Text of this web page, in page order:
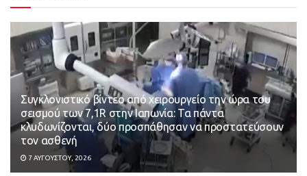
Συγκλονιστικό βίντεο από χειρουργείο την ώρα του
σεισμού των 7,1R στην Ιαπωνία: Τα πάντα
κλυδωνίζονται, δύο προσπάθησαν να προστατεύσουν
τον ασθενή
7 ΑΥΓΟΎΣΤΟΥ, 2026